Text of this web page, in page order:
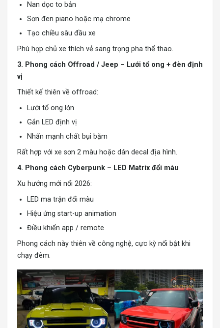
Nan dọc to bản
Sơn đen piano hoặc mạ chrome
Tạo chiều sâu đầu xe
Phù hợp chủ xe thích vẻ sang trọng pha thể thao.
3. Phong cách Offroad / Jeep – Lưới tổ ong + đèn định
vị
Thiết kế thiên về offroad:
Lưới tổ ong lớn
Gắn LED định vị
Nhấn mạnh chất bụi bặm
Rất hợp với xe sơn 2 màu hoặc dán decal địa hình.
4. Phong cách Cyberpunk – LED Matrix đổi màu
Xu hướng mới nổi 2026:
LED ma trận đổi màu
Hiệu ứng start-up animation
Điều khiển app / remote
Phong cách này thiên về công nghệ, cực kỳ nổi bật khi
chạy đêm.